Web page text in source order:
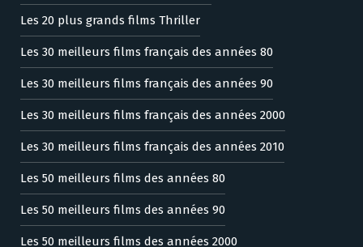
Les 20 plus grands films Thriller
Les 30 meilleurs films français des années 80
Les 30 meilleurs films français des années 90
Les 30 meilleurs films français des années 2000
Les 30 meilleurs films français des années 2010
Les 50 meilleurs films des années 80
Les 50 meilleurs films des années 90
Les 50 meilleurs films des années 2000